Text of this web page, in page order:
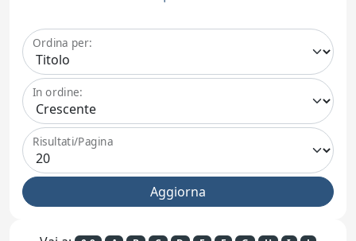
Ordina per:
In ordine:
Risultati/Pagina